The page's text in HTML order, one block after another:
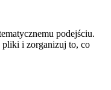
podejściu.
pliki i zorganizuj to, co